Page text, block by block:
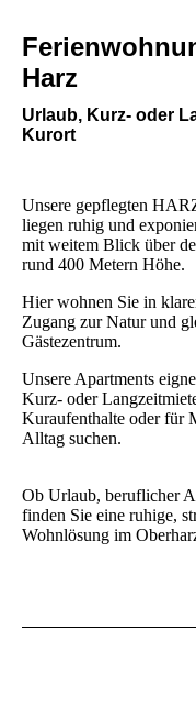
Harz
Urlaub, Kurz- oder
Kurort
Unsere gepflegten
liegen ruhig und
mit weitem Blick über
rund 400 Metern Höhe.
Hier wohnen Sie in
Zugang zur Natur und
Gästezentrum.
Unsere Apartments
Kurz- oder
Kuraufenthalte oder für
Alltag suchen.
Ob Urlaub, beruflicher
finden Sie eine ruhige,
Wohnlösung im